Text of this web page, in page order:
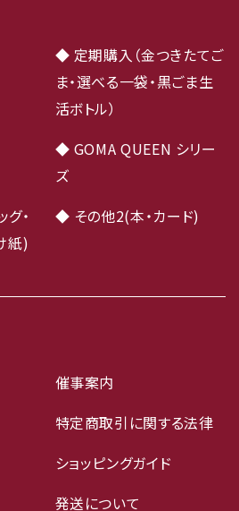
◆ 定期購入（金つきたてご
ま・選べる一袋・黒ごま生
活ボトル）
◆ GOMA QUEEN シリー
ズ
・
紙)
◆ その他2(本・カード)
催事案内
特定商取引に関する法律
ショッピングガイド
発送について